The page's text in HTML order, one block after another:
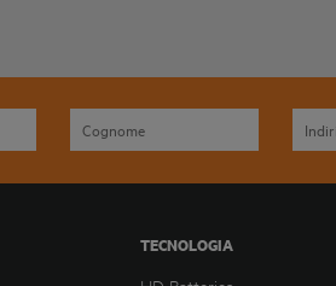
TECNOLOGIA